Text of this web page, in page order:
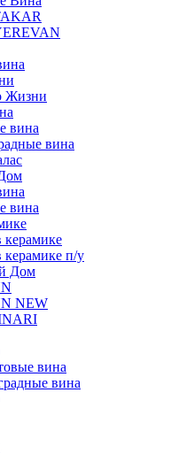
Жизни
вина
вина
вина
п/у
Дом
NEW
вина
вина